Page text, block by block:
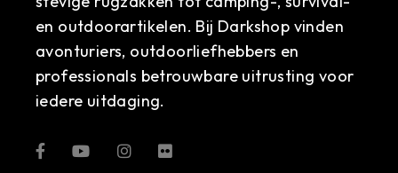
en outdoorartikelen. Bij Darkshop vinden
avonturiers, outdoorliefhebbers en
professionals betrouwbare uitrusting voor
iedere uitdaging.